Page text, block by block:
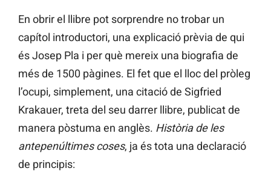
En obrir el llibre pot sorprendre no trobar un
capítol introductori, una explicació prèvia de qui
és Josep Pla i per què mereix una biografia de
més de 1500 pàgines. El fet que el lloc del pròleg
l’ocupi, simplement, una citació de Sigfried
Krakauer, treta del seu darrer llibre, publicat de
manera pòstuma en anglès. Història de les
antepenúltimes coses, ja és tota una declaració
de principis: